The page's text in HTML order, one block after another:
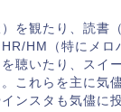
を観たり、読書
HM（特にメロ
聴いたり、スイ
これらを主に気
ンスタも気儘に